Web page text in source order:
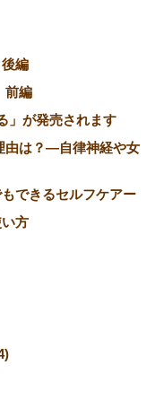
編
前編
」が発売されます
由は？―自律神経や女
できるセルフケアー
方